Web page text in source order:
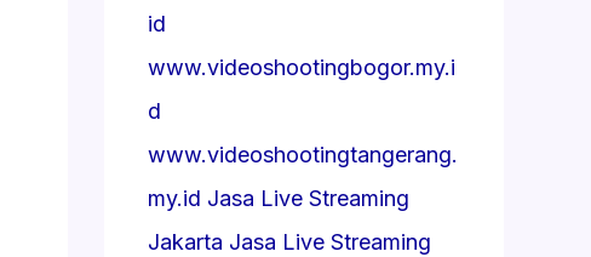
id
www.videoshootingbogor.my.i
d
www.videoshootingtangerang.
my.id Jasa Live Streaming
Jakarta Jasa Live Streaming